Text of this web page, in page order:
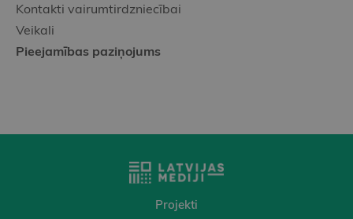
Kontakti vairumtirdzniecībai
Veikali
Pieejamības paziņojums
Projekti